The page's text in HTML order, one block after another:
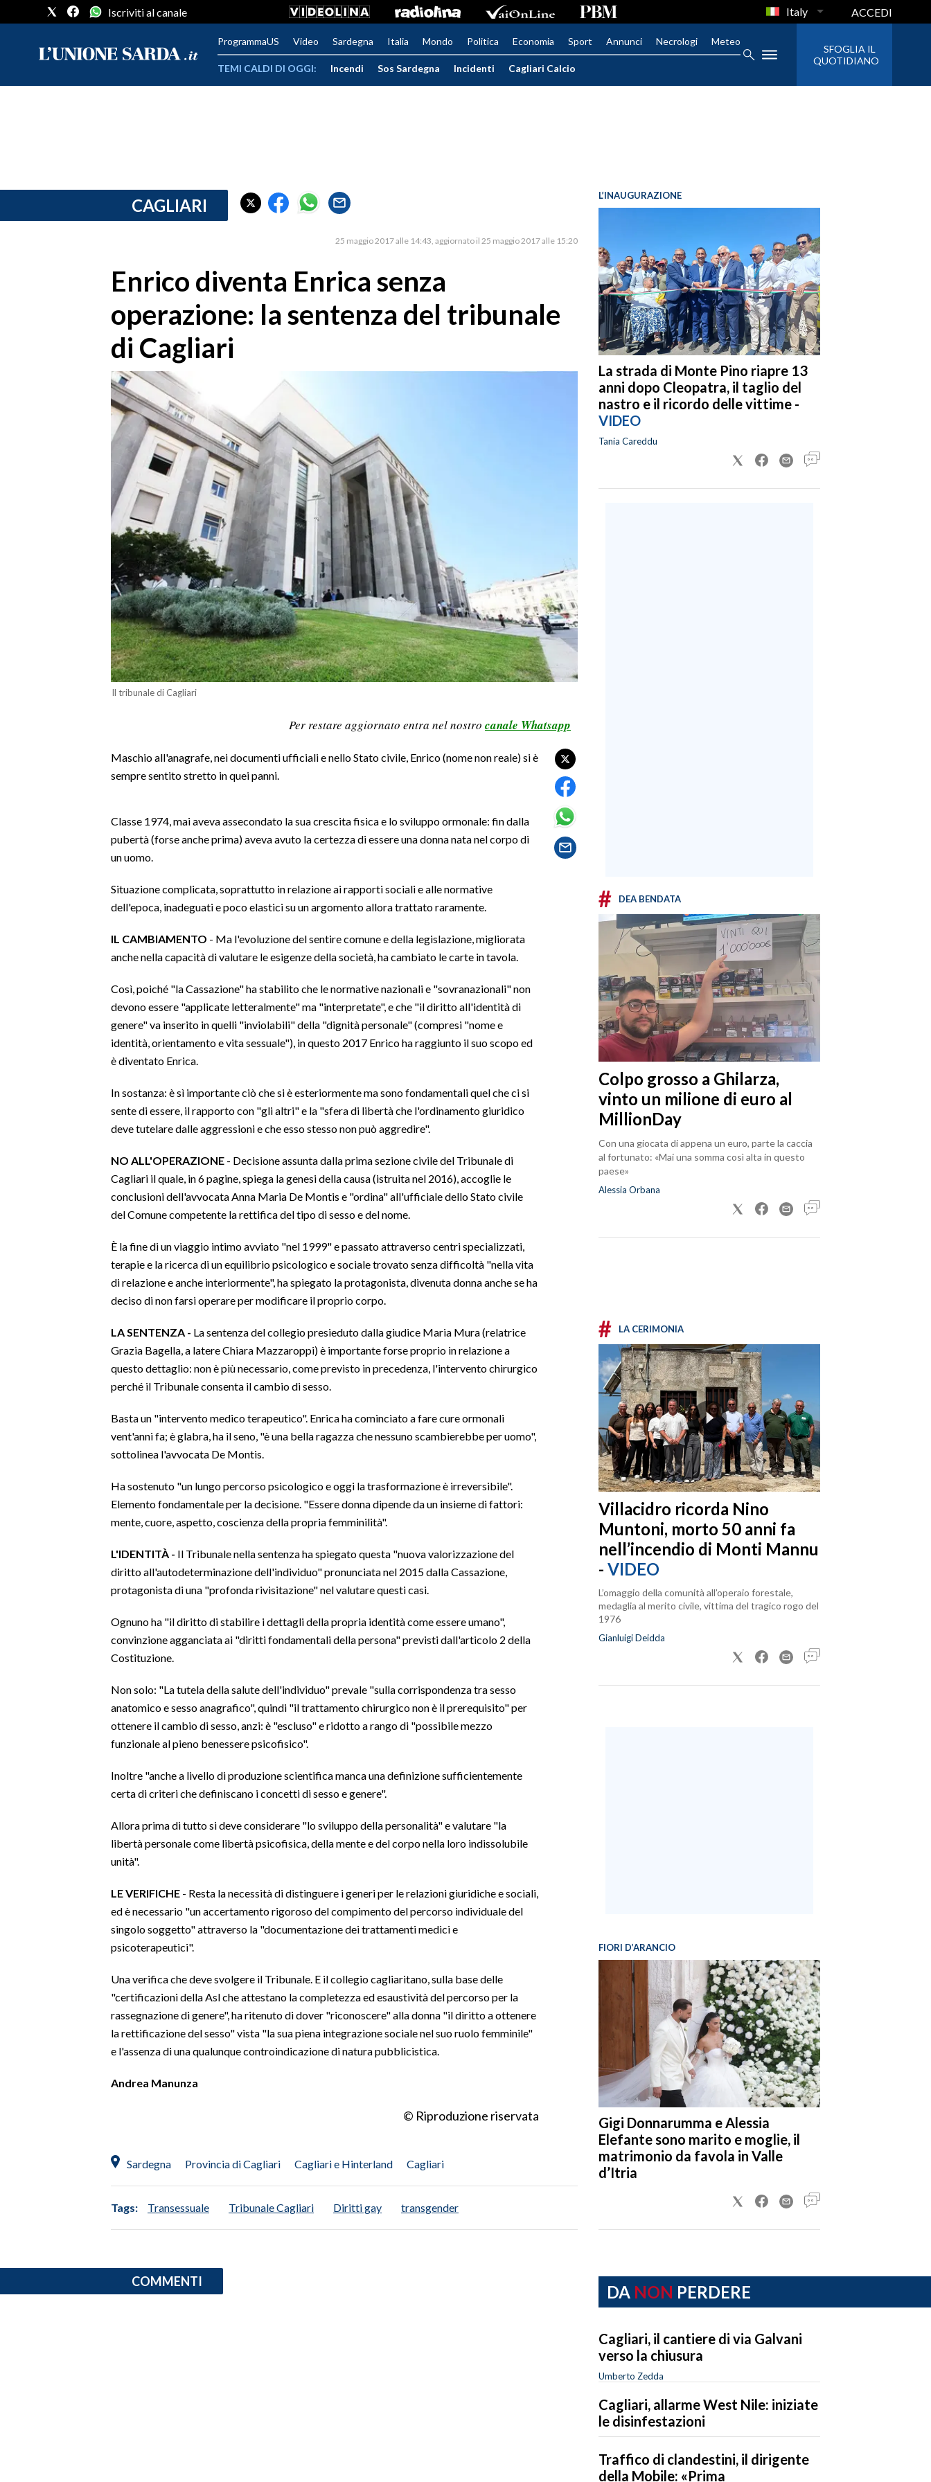
PROVINCIA DI CAGLIARI
SERVIZI ALLE IMPRESE
Iscriviti al canale Italy ACCEDI
ProgrammaUS Video Sardegna Italia Mondo Politica Economia Sport Annunci Necrologi Meteo
TEMI CALDI DI OGGI: Incendi Sos Sardegna Incidenti Cagliari Calcio
SFOGLIA IL
QUOTIDIANO
CAGLIARI
25 maggio 2017 alle 14:43 aggiornato il 25 maggio 2017 alle 15:20
Enrico diventa Enrica senza
operazione: la sentenza del tribunale
di Cagliari
Il tribunale di Cagliari
Per restare aggiornato entra nel nostro canale Whatsapp
Maschio all'anagrafe, nei documenti ufficiali e nello Stato civile, Enrico (nome non reale) si è
sempre sentito stretto in quei panni.
Classe 1974, mai aveva assecondato la sua crescita fisica e lo sviluppo ormonale: fin dalla
pubertà (forse anche prima) aveva avuto la certezza di essere una donna nata nel corpo di
un uomo.
Situazione complicata, soprattutto in relazione ai rapporti sociali e alle normative
dell'epoca, inadeguati e poco elastici su un argomento allora trattato raramente.
IL CAMBIAMENTO - Ma l'evoluzione del sentire comune e della legislazione, migliorata
anche nella capacità di valutare le esigenze della società, ha cambiato le carte in tavola.
Così, poiché "la Cassazione" ha stabilito che le normative nazionali e "sovranazionali" non
devono essere "applicate letteralmente" ma "interpretate", e che "il diritto all'identità di
genere" va inserito in quelli "inviolabili" della "dignità personale" (compresi "nome e
identità, orientamento e vita sessuale"), in questo 2017 Enrico ha raggiunto il suo scopo ed
è diventato Enrica.
In sostanza: è sì importante ciò che si è esteriormente ma sono fondamentali quel che ci si
sente di essere, il rapporto con "gli altri" e la "sfera di libertà che l'ordinamento giuridico
deve tutelare dalle aggressioni e che esso stesso non può aggredire".
NO ALL'OPERAZIONE - Decisione assunta dalla prima sezione civile del Tribunale di
Cagliari il quale, in 6 pagine, spiega la genesi della causa (istruita nel 2016), accoglie le
conclusioni dell'avvocata Anna Maria De Montis e "ordina" all'ufficiale dello Stato civile
del Comune competente la rettifica del tipo di sesso e del nome.
È la fine di un viaggio intimo avviato "nel 1999" e passato attraverso centri specializzati,
terapie e la ricerca di un equilibrio psicologico e sociale trovato senza difficoltà "nella vita
di relazione e anche interiormente", ha spiegato la protagonista, divenuta donna anche se ha
deciso di non farsi operare per modificare il proprio corpo.
LA SENTENZA - La sentenza del collegio presieduto dalla giudice Maria Mura (relatrice
Grazia Bagella, a latere Chiara Mazzaroppi) è importante forse proprio in relazione a
questo dettaglio: non è più necessario, come previsto in precedenza, l'intervento chirurgico
perché il Tribunale consenta il cambio di sesso.
Basta un "intervento medico terapeutico". Enrica ha cominciato a fare cure ormonali
vent'anni fa; è glabra, ha il seno, "è una bella ragazza che nessuno scambierebbe per uomo",
sottolinea l'avvocata De Montis.
Ha sostenuto "un lungo percorso psicologico e oggi la trasformazione è irreversibile".
Elemento fondamentale per la decisione. "Essere donna dipende da un insieme di fattori:
mente, cuore, aspetto, coscienza della propria femminilità".
L'IDENTITÀ - Il Tribunale nella sentenza ha spiegato questa "nuova valorizzazione del
diritto all'autodeterminazione dell'individuo" pronunciata nel 2015 dalla Cassazione,
protagonista di una "profonda rivisitazione" nel valutare questi casi.
Ognuno ha "il diritto di stabilire i dettagli della propria identità come essere umano",
convinzione agganciata ai "diritti fondamentali della persona" previsti dall'articolo 2 della
Costituzione.
Non solo: "La tutela della salute dell'individuo" prevale "sulla corrispondenza tra sesso
anatomico e sesso anagrafico", quindi "il trattamento chirurgico non è il prerequisito" per
ottenere il cambio di sesso, anzi: è "escluso" e ridotto a rango di "possibile mezzo
funzionale al pieno benessere psicofisico".
Inoltre "anche a livello di produzione scientifica manca una definizione sufficientemente
certa di criteri che definiscano i concetti di sesso e genere".
Allora prima di tutto si deve considerare "lo sviluppo della personalità" e valutare "la
libertà personale come libertà psicofisica, della mente e del corpo nella loro indissolubile
unità".
LE VERIFICHE - Resta la necessità di distinguere i generi per le relazioni giuridiche e sociali,
ed è necessario "un accertamento rigoroso del compimento del percorso individuale del
singolo soggetto" attraverso la "documentazione dei trattamenti medici e
psicoterapeutici".
Una verifica che deve svolgere il Tribunale. E il collegio cagliaritano, sulla base delle
"certificazioni della Asl che attestano la completezza ed esaustività del percorso per la
rassegnazione di genere", ha ritenuto di dover "riconoscere" alla donna "il diritto a ottenere
la rettificazione del sesso" vista "la sua piena integrazione sociale nel suo ruolo femminile"
e l'assenza di una qualunque controindicazione di natura pubblicistica.
Andrea Manunza
© Riproduzione riservata
Sardegna Provincia di Cagliari Cagliari e Hinterland Cagliari
Tags: Transessuale Tribunale Cagliari Diritti gay transgender
COMMENTI
L’INAUGURAZIONE
La strada di Monte Pino riapre 13
anni dopo Cleopatra, il taglio del
nastro e il ricordo delle vittime -
VIDEO
Tania Careddu
# DEA BENDATA
Colpo grosso a Ghilarza,
vinto un milione di euro al
MillionDay
Con una giocata di appena un euro, parte la caccia
al fortunato: «Mai una somma così alta in questo
paese»
Alessia Orbana
# LA CERIMONIA
Villacidro ricorda Nino
Muntoni, morto 50 anni fa
nell’incendio di Monti Mannu
- VIDEO
L’omaggio della comunità all’operaio forestale,
medaglia al merito civile, vittima del tragico rogo del
1976
Gianluigi Deidda
FIORI D’ARANCIO
Gigi Donnarumma e Alessia
Elefante sono marito e moglie, il
matrimonio da favola in Valle
d’Itria
DA NON PERDERE
Cagliari, il cantiere di via Galvani
verso la chiusura
Umberto Zedda
Cagliari, allarme West Nile: iniziate
le disinfestazioni
Traffico di clandestini, il dirigente
della Mobile: «Prima